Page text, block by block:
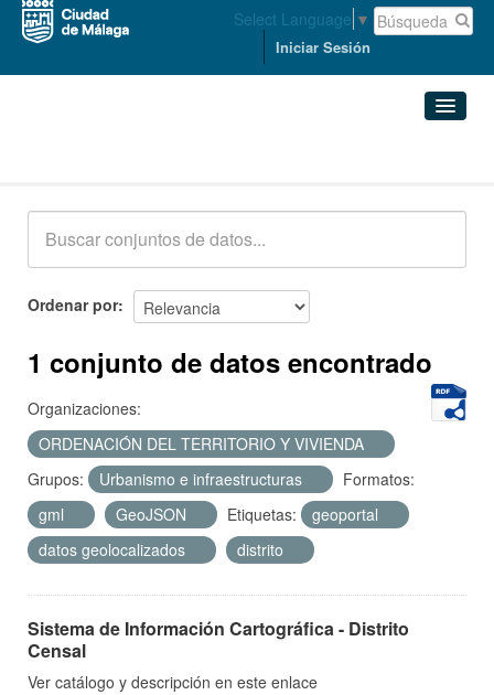
Select Language ▼
Iniciar Sesión
Acerca de
Ordenar por
1 conjunto de datos encontrado
Organizaciones:
ORDENACIÓN DEL TERRITORIO Y VIVIENDA
Grupos:
Urbanismo e infraestructuras
Formatos:
gml
GeoJSON Etiquetas:
geoportal
datos geolocalizados
distrito
Sistema de Información Cartográfica - Distrito
Censal
Ver catálogo y descripción en este enlace